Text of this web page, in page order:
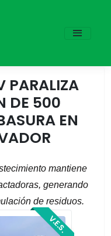
PARALIZA
DE 500
EN
mantiene
generando
de residuos.
V.E.S.